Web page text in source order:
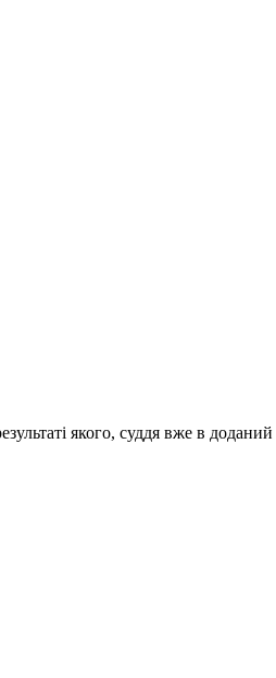
якого, суддя вже в